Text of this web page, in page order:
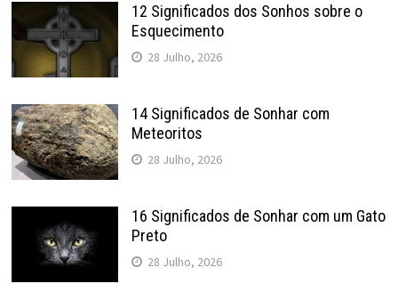
12 Significados dos Sonhos sobre o
Esquecimento
28 Julho, 2026
14 Significados de Sonhar com
Meteoritos
28 Julho, 2026
16 Significados de Sonhar com um Gato
Preto
28 Julho, 2026